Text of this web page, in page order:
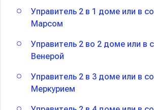
Управитель 2 в 1 доме или в
Марсом
Управитель 2 во 2 доме или в
Венерой
Управитель 2 в 3 доме или в
Меркурием